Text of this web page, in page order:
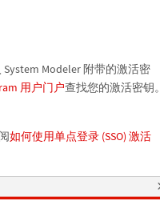
Modeler 附带的激活密
用户门户查找您的激活密钥。
如何使用单点登录 (SSO) 激活